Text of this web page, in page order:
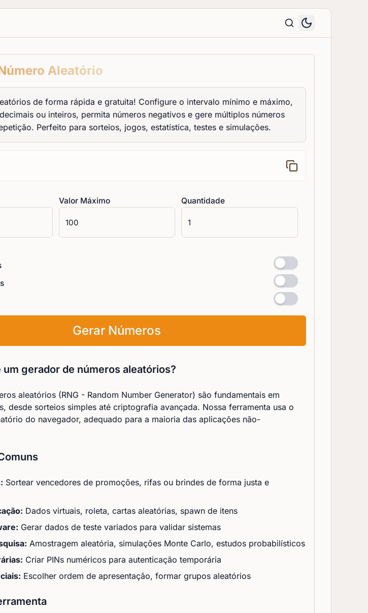
Aleatório
de forma rápida e gratuita! Configure o intervalo mínimo e máximo,
ou inteiros, permita números negativos e gere múltiplos números
Perfeito para sorteios, jogos, estatística, testes e simulações.
Valor Máximo Quantidade
Gerar Números
um gerador de números aleatórios?
aleatórios (RNG - Random Number Generator) são fundamentais em
desde sorteios simples até criptografia avançada. Nossa ferramenta usa o
do navegador, adequado para a maioria das aplicações não-
Sortear vencedores de promoções, rifas ou brindes de forma justa e
Dados virtuais, roleta, cartas aleatórias, spawn de itens
Gerar dados de teste variados para validar sistemas
Amostragem aleatória, simulações Monte Carlo, estudos probabilísticos
Criar PINs numéricos para autenticação temporária
Escolher ordem de apresentação, formar grupos aleatórios